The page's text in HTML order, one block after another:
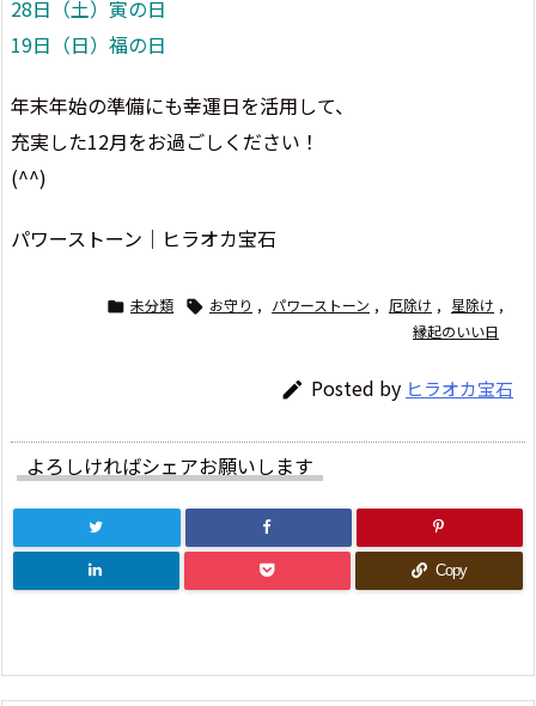
28日（土）寅の日
19日（日）福の日
年末年始の準備にも幸運日を活用して、
充実した12月をお過ごしください！
(^^)
パワーストーン｜ヒラオカ宝石
 未分類  お守り , パワーストーン , 厄除け , 星除け ,
縁起のいい日
 Posted by ヒラオカ宝石
よろしければシェアお願いします
Copy